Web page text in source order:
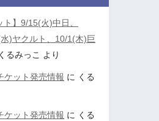
ト】9/15(火)中日、
)ヤクルト、10/1(木)巨
くるみっこ より
ケット発売情報 に くる
ケット発売情報 に くる